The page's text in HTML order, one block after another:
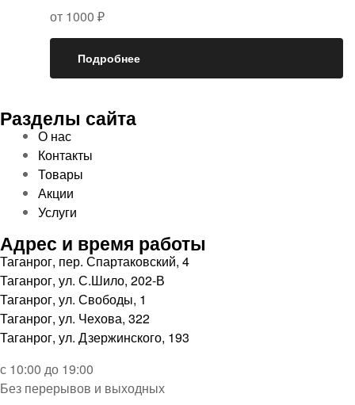
от 1000 ₽
Подробнее
Разделы сайта
О нас
Контакты
Товары
Акции
Услуги
Адрес и время работы
Таганрог, пер. Спартаковский, 4
Таганрог, ул. С.Шило, 202-В
Таганрог, ул. Свободы, 1
Таганрог, ул. Чехова, 322
Таганрог, ул. Дзержинского, 193
с 10:00 до 19:00
Без перерывов и выходных